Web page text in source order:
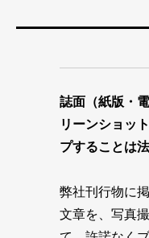
誌面（紙版・
リーンショッ
プすることは
弊社刊行物に
文章を、写真